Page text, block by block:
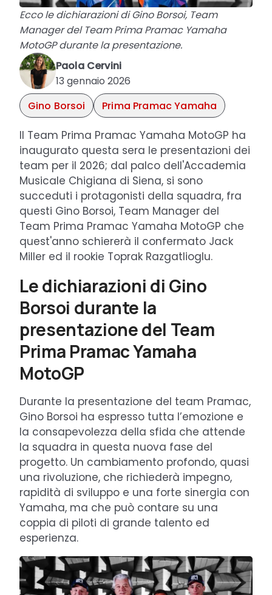
Ecco le dichiarazioni di Gino Borsoi, Team
Manager del Team Prima Pramac Yamaha
MotoGP durante la presentazione.
Paola Cervini
13 gennaio 2026
Gino Borsoi
Prima Pramac Yamaha
Il Team Prima Pramac Yamaha MotoGP ha
inaugurato questa sera le presentazioni dei
team per il 2026; dal palco dell'Accademia
Musicale Chigiana di Siena, si sono
succeduti i protagonisti della squadra, fra
questi Gino Borsoi, Team Manager del
Team Prima Pramac Yamaha MotoGP che
quest'anno schiererà il confermato Jack
Miller ed il rookie Toprak Razgatlioglu.
Le dichiarazioni di Gino
Borsoi durante la
presentazione del Team
Prima Pramac Yamaha
MotoGP
Durante la presentazione del team Pramac,
Gino Borsoi ha espresso tutta l’emozione e
la consapevolezza della sfida che attende
la squadra in questa nuova fase del
progetto. Un cambiamento profondo, quasi
una rivoluzione, che richiederà impegno,
rapidità di sviluppo e una forte sinergia con
Yamaha, ma che può contare su una
coppia di piloti di grande talento ed
esperienza.